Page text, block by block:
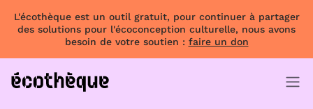
L'écothèque est un outil gratuit, pour continuer à partager
des solutions pour l'écoconception culturelle, nous avons
besoin de votre soutien : faire un don